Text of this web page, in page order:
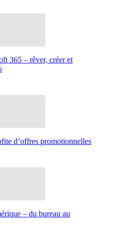
365 – rêver, créer et
d’offres promotionnelles
– du bureau au